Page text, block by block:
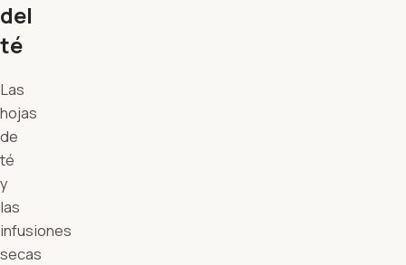
del
té
Las
hojas
de
té
y
las
infusiones
secas